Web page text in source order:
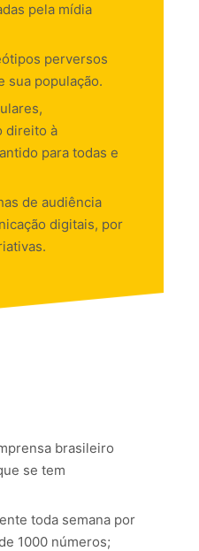
pela mídia
perversos
sua população.
direito à
para todas e
de audiência
digitais, por
brasileiro
se tem
toda semana por
1000 números;